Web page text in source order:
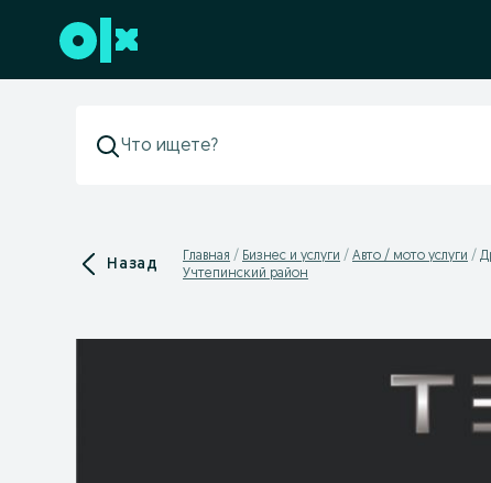
Перейти к нижнему колонтитулу
Назад Главная Бизнес и услуги Авто / мото услуги
Учтепинский район